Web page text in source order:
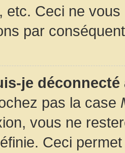
etc. Ceci ne
par
je
pas la case
vous ne
Ceci